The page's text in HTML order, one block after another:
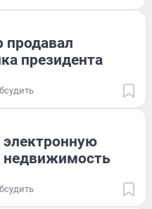
продавал
президента
электронную
недвижимость